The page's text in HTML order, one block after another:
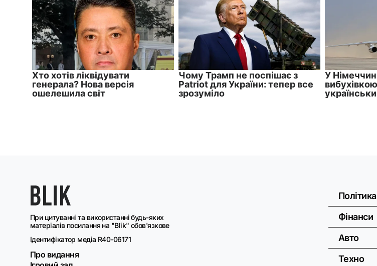
При цитуванні та використанні будь-яких
матеріалів посилання на "Blik" обов'язкове
Ідентифікатор медіа R40-06171
Про видання
Політика
Фінанси
Авто
Техно